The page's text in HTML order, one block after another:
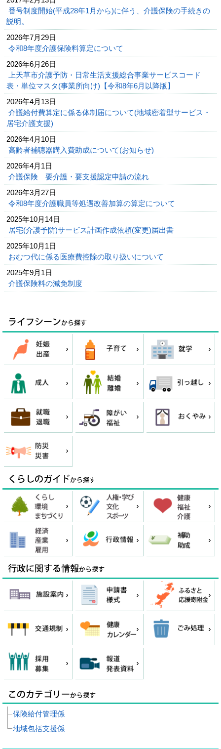
番号制度開始(平成28年1月から)に伴う、介護保険の手続きの
説明。
2026年7月29日
令和8年度介護保険料算定について
2026年6月26日
上天草市介護予防・日常生活支援総合事業サービスコード
表・単位マスタ(事業所向け)【令和8年6月以降版】
2026年4月13日
介護給付費算定に係る体制届について(地域密着型サービス・
居宅介護支援)
2026年4月10日
高齢者補聴器購入費助成について(お知らせ)
2026年4月1日
介護保険 要介護・要支援認定申請の流れ
2026年3月27日
令和8年度介護職員等処遇改善加算の算定について
2025年10月14日
居宅(介護予防)サービス計画作成依頼(変更)届出書
2025年10月1日
おむつ代に係る医療費控除の取り扱いについて
2025年9月1日
介護保険料の減免制度
保険給付管理係
地域包括支援係